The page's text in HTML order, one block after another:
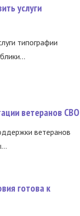
услуги
типографии
ветеранов СВО
ветеранов
готова к